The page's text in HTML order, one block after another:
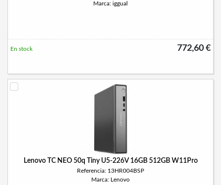
Marca: iggual
772,60 €
En stock
Lenovo TC NEO 50q Tiny U5-226V 16GB 512GB W11Pro
Referencia: 13HR004BSP
Marca: Lenovo